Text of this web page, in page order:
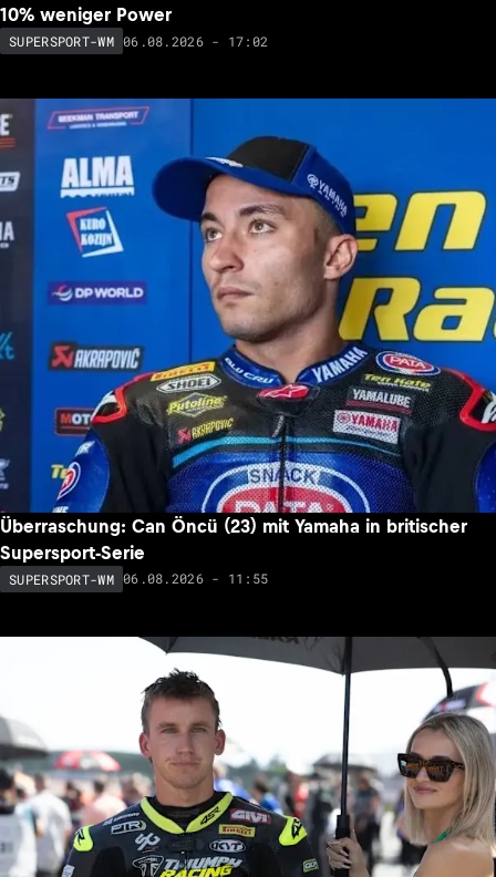
10% weniger Power
SUPERSPORT-WM 06.08.2026 - 17:02
Überraschung: Can Öncü (23) mit Yamaha in britischer
Supersport-Serie
SUPERSPORT-WM 06.08.2026 - 11:55